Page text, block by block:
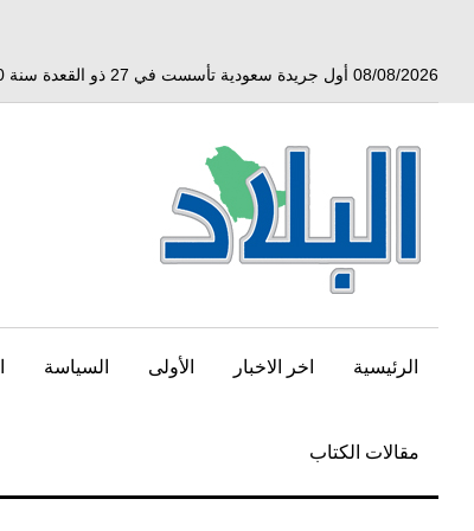
08/08/2026 أول جريدة سعودية تأسست في 27 ذو القعدة سنة 1350 هجري الموافق 3 أبريل 1932 ميلادي
الرئيسية اخر الاخبار الأولى السياسة
مقالات الكتاب